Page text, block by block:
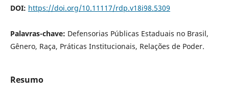
DOI: https://doi.org/10.11117/rdp.v18i98.5309
Palavras-chave: Defensorias Públicas Estaduais no Brasil,
Gênero, Raça, Práticas Institucionais, Relações de Poder.
Resumo